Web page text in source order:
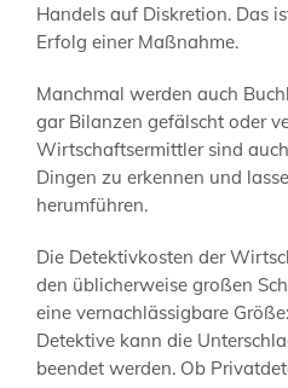
Handels auf Diskretion. Das
Erfolg einer Maßnahme.
Manchmal werden auch
gar Bilanzen gefälscht oder
Wirtschaftsermittler sind
Dingen zu erkennen und
herumführen.
Die Detektivkosten der
den üblicherweise großen
eine vernachlässigbare
Detektive kann die
beendet werden. Ob